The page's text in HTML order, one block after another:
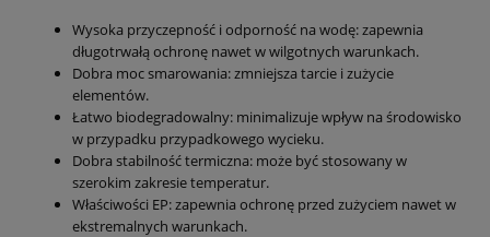
Wysoka przyczepność i odporność na wodę: zapewnia
długotrwałą ochronę nawet w wilgotnych warunkach.
Dobra moc smarowania: zmniejsza tarcie i zużycie
elementów.
Łatwo biodegradowalny: minimalizuje wpływ na środowisko
w przypadku przypadkowego wycieku.
Dobra stabilność termiczna: może być stosowany w
szerokim zakresie temperatur.
Właściwości EP: zapewnia ochronę przed zużyciem nawet w
ekstremalnych warunkach.